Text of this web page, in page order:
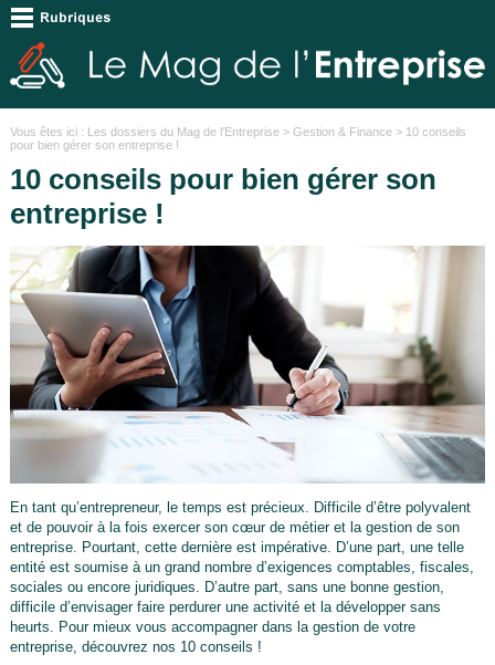
Vous êtes ici : Les dossiers du Mag de l'Entreprise> Gestion & Finance> 10 conseils
pour bien gérer son entreprise !
10 conseils pour bien gérer son
entreprise !
En tant qu’entrepreneur, le temps est précieux. Difficile d’être polyvalent
et de pouvoir à la fois exercer son cœur de métier et la gestion de son
entreprise. Pourtant, cette dernière est impérative. D’une part, une telle
entité est soumise à un grand nombre d’exigences comptables, fiscales,
sociales ou encore juridiques. D’autre part, sans une bonne gestion,
difficile d’envisager faire perdurer une activité et la développer sans
heurts. Pour mieux vous accompagner dans la gestion de votre
entreprise, découvrez nos 10 conseils !